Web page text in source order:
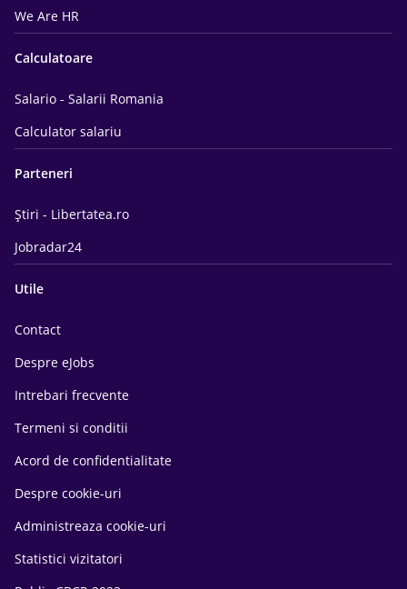
We Are HR
Calculatoare
Salario - Salarii Romania
Calculator salariu
Parteneri
Știri - Libertatea.ro
Jobradar24
Utile
Contact
Despre eJobs
Intrebari frecvente
Termeni si conditii
Acord de confidentialitate
Despre cookie-uri
Administreaza cookie-uri
Statistici vizitatori